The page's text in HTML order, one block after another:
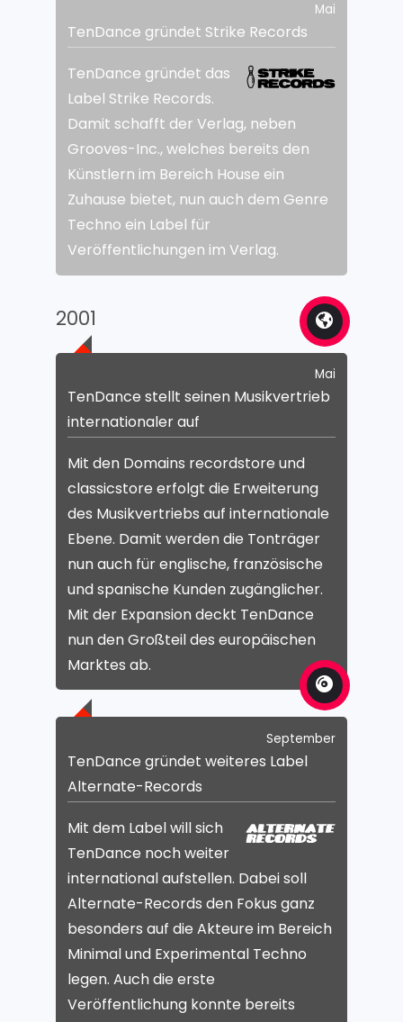
Mai
TenDance gründet Strike Records
TenDance gründet das
Label Strike Records.
Damit schafft der Verlag, neben
Grooves-Inc., welches bereits den
Künstlern im Bereich House ein
Zuhause bietet, nun auch dem Genre
Techno ein Label für
Veröffentlichungen im Verlag.
2001
Mai
TenDance stellt seinen Musikvertrieb
internationaler auf
Mit den Domains recordstore und
classicstore erfolgt die Erweiterung
des Musikvertriebs auf internationale
Ebene. Damit werden die Tonträger
nun auch für englische, französische
und spanische Kunden zugänglicher.
Mit der Expansion deckt TenDance
nun den Großteil des europäischen
Marktes ab.
September
TenDance gründet weiteres Label
Alternate-Records
Mit dem Label will sich
TenDance noch weiter
international aufstellen. Dabei soll
Alternate-Records den Fokus ganz
besonders auf die Akteure im Bereich
Minimal und Experimental Techno
legen. Auch die erste
Veröffentlichung konnte bereits